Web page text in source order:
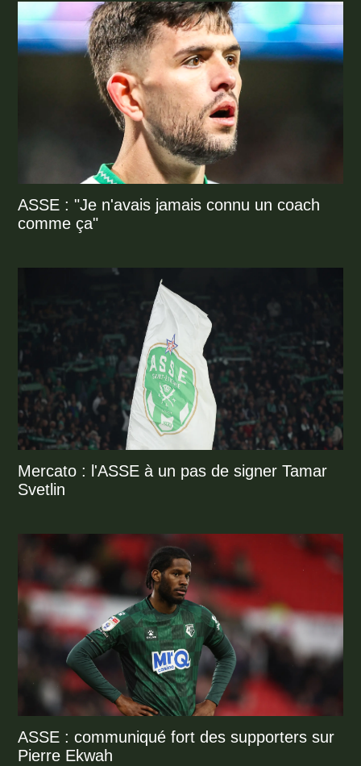
ASSE : "Je n'avais jamais connu un coach
comme ça"
Mercato : l'ASSE à un pas de signer Tamar
Svetlin
ASSE : communiqué fort des supporters sur
Pierre Ekwah